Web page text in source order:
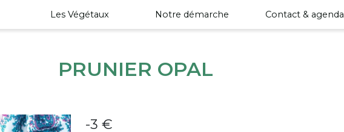
Les Végétaux Notre démarche Contact & agenda
PRUNIER OPAL
-3 €